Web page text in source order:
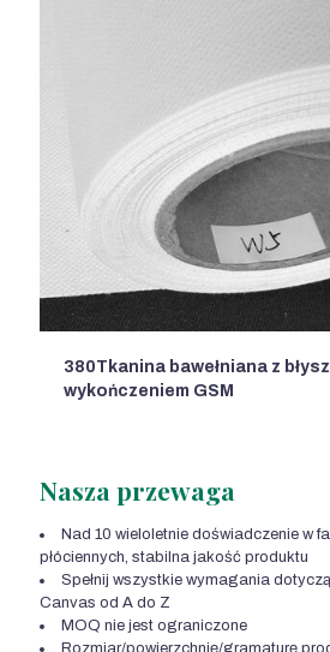
380Tkanina bawełniana z
wykończeniem GSM
Nasza przewaga
Nad 10 wieloletnie doświadczenie w
płóciennych, stabilna jakość produktu
Spełnij wszystkie wymagania
Canvas od A do Z
MOQ nie jest ograniczone
Rozmiar/powierzchnię/gramaturę